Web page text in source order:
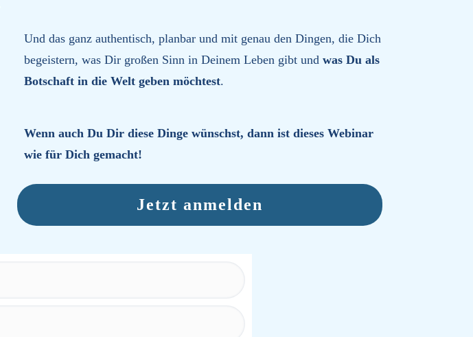
Und das ganz authentisch, planbar und mit genau den Dingen, die Dich
begeistern, was Dir großen Sinn in Deinem Leben gibt und was Du als
Botschaft in die Welt geben möchtest.
Wenn auch Du Dir diese Dinge wünschst, dann ist dieses Webinar
wie für Dich gemacht!
Jetzt anmelden